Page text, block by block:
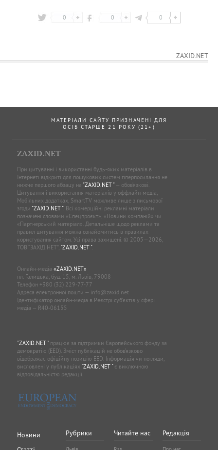
0 0 0
ZAXID.NET
МАТЕРІАЛИ САЙТУ ПРИЗНАЧЕНІ ДЛЯ
ОСІБ СТАРШЕ 21 РОКУ (21+)
ZAXID.NET
При цитуванні і використанні будь-яких матеріалів в
Інтернеті відкриті для пошукових систем гіперпосилання не
нижче першого абзацу на "ZAXID.NET "— обов’язкові.
Цитування і використання матеріалів у оффлайн-медіа,
Мобільних додатках, SmartTV можливе лише з письмової
згоди "ZAXID.NET ". Всі комерційні рекламні матеріали
позначені словами «Спецпроєкт», «Новини компаній» чи
«Партнерський матеріал». Детальніше щодо реклами та
правил цитування можна ознайомитись в правилах
користування сайтом. Усі права захищені. © 2005—2026,
ТОВ “ЗАХІД.НЕТ”, "ZAXID.NET ".
Онлайн-медіа «ZAXID.NET»
пл. Галицька, буд. 15, м. Львів, 79008
Телефон +380 (32) 229-77-77
Адреса електронної пошти — info@zaxid.net
Ідентифікатор онлайн-медіа в Реєстрі суб'єктів у сфері
медіа — R40-06155
"ZAXID.NET "працює за підтримки Європейського фонду за
демократію (EED). Зміст публікацій не обов’язково
відображає офіційну позицію EED. Інформація чи погляди,
висловлені у публікаціях "ZAXID.NET "є виключною
відповідальністю редакції.
Новини
Рубрики Читайте нас Редакція